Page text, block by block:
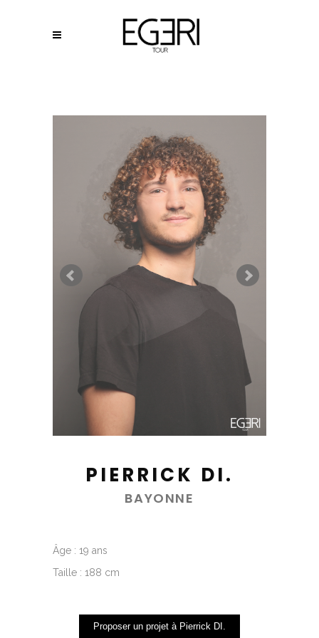
PIERRICK DI.
BAYONNE
Âge : 19 ans
Taille : 188 cm
Proposer un projet à Pierrick DI.